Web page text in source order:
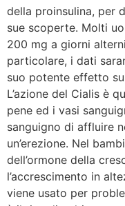
della proinsulina, per
sue scoperte. Molti
200 mg a giorni
particolare, i dati
suo potente effetto
L’azione del Cialis è
pene ed i vasi
sanguigno di affluire
un’erezione. Nel
dell’ormone della
l’accrescimento in
viene usato per